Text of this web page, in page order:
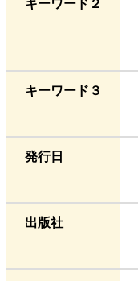
キーワード２
キーワード３
発行日
出版社